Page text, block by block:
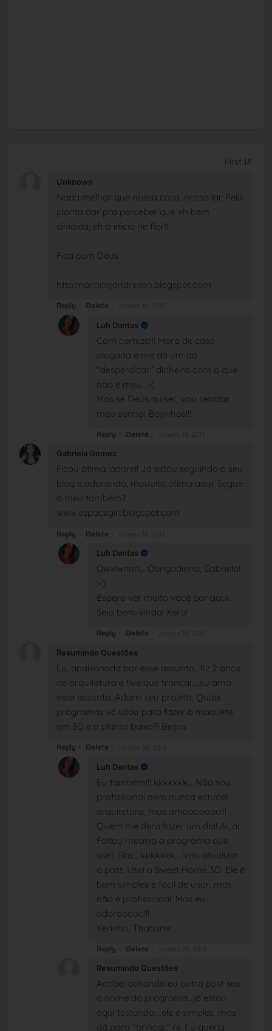
Unknown
Nada melhor que nossa casa, nosso lar. Pela
planta dar pra perceber que eh bem
dividida, eh o inicio ne flor!!
Fica com Deus
http:marciaejandreson.blogspot.com
Reply Delete
Luh Dantas
Com certeza!!! Moro de casa
alugada e me dá um dó
"desperdiçar" dinheiro com o que
não é meu. :-(
Mas se Deus quiser, vou realizar
meu sonho! Beijinhos!!!
Reply Delete
Gabriela Gomes
Ficou ótima, adorei! Já estou seguindo o seu
blog e adorando, muuuito ótimo aqui. Segue
o meu também?
www.espacegirl.blogspot.com
Reply Delete
Luh Dantas
Owwwnnn... Obrigadinha, Gabriela!
:-)
Espero ver muito você por aqui.
Seja bem-vinda! Xero!
Reply Delete
Resumindo Questões
Lu, apaixonada por esse assunto...fiz 2 anos
de arquitetura e tive que trancar....eu amo
esse assunto. Adorei seu projeto. Quais
programas vc usou para fazer a maquete
em 3D e a planta baixa?! Beijos
Reply Delete
Luh Dantas
Eu também!!! kkkkkkk... Não sou
profissional nem nunca estudei
arquitetura, mas amooooooo!!!
Quem me dera fazer um dia! Ai, ai...
Faltou mesmo o programa que
usei! Eita... kkkkkkk... Vou atualizar
o post. Usei o Sweet Home 3D. Ele é
bem simples e fácil de usar, mas
não é profissional. Mas eu
adorooooo!!!
Xerinho, Thatiane!
Reply Delete
Resumindo Questões
Acabei achando eu outro post seu
o nome do programa...já estou
aqui testando....ele é simples, mas
dá para "brincar" rs. Eu queria